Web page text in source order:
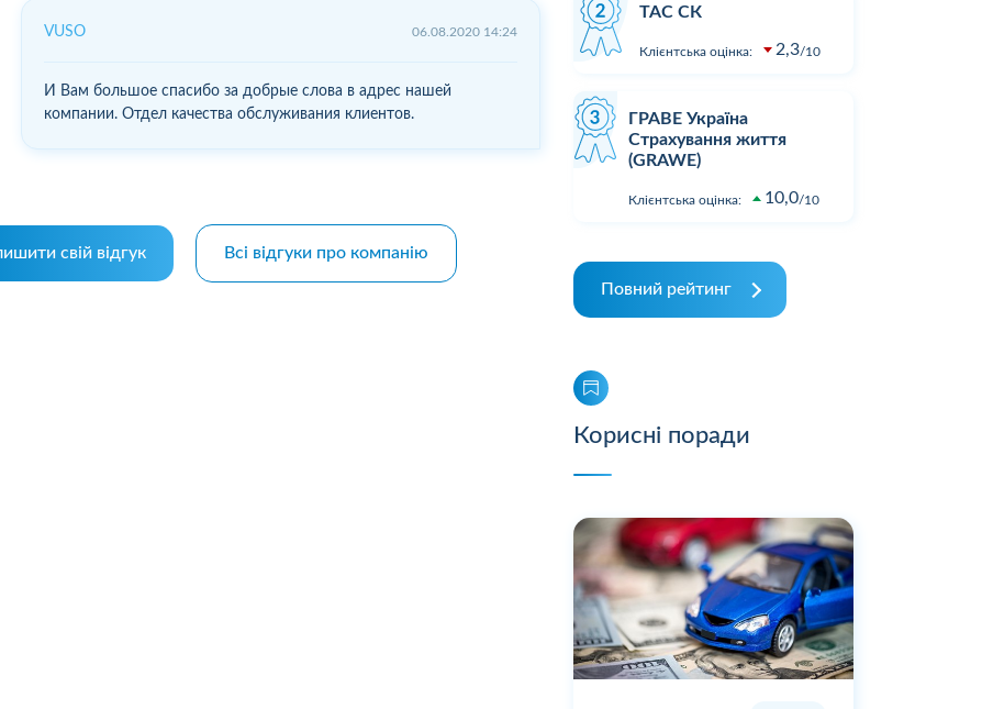
VUSO 06.08.2020 14:24
И Вам большое спасибо за добрые слова в адрес нашей
компании. Отдел качества обслуживания клиентов.
свій відгук Всі відгуки про компанію
ТАС СК
Клієнтська оцінка: 2,3 10
ГРАВЕ Україна
Страхування життя
(GRAWE)
Клієнтська оцінка: 10,0 10
Повний рейтинг
Корисні поради